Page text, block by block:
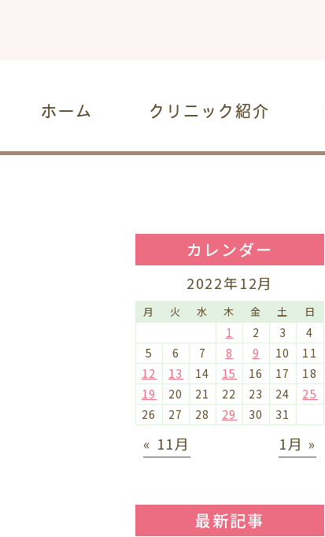
ホーム クリニック紹介
カレンダー
2022年12月
月 火 水 木 金 土 日
1 2 3
4
5
6 7 8 9 10
11
12
13 14 15 16 17
18
19
20 21 22 23 24
25
26
27 28 29 30 31
« 11月 1月 »
最新記事